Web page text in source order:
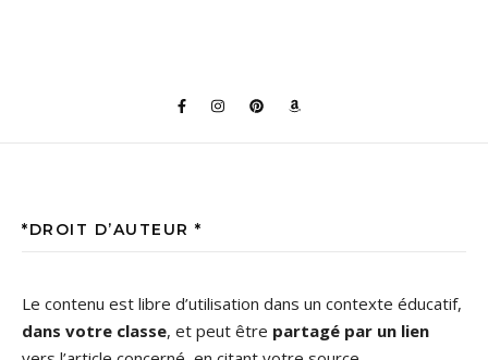
*DROIT D’AUTEUR *
Le contenu est libre d’utilisation dans un contexte éducatif,
dans votre classe, et peut être partagé par un lien